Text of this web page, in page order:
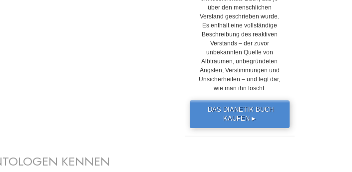
über den menschlichen
Verstand geschrieben wurde.
Es enthält eine vollständige
Beschreibung des reaktiven
Verstands – der zuvor
unbekannten Quelle von
Albträumen, unbegründeten
Ängsten, Verstimmungen und
Unsicherheiten – und legt dar,
wie man ihn löscht.
DAS DIANETIK BUCH
KAUFEN▶
KENNEN